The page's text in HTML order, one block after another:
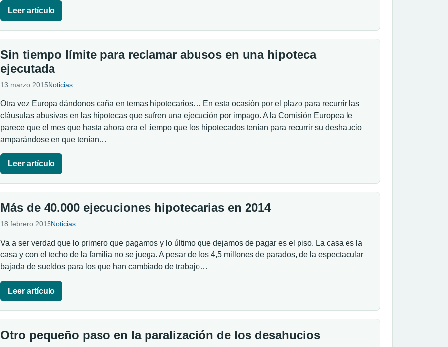
Leer artículo
Sin tiempo límite para reclamar abusos en una hipoteca
ejecutada
13 marzo 2015Noticias
Otra vez Europa dándonos caña en temas hipotecarios… En esta ocasión por el plazo para recurrir las
cláusulas abusivas en las hipotecas que sufren una ejecución por impago. A la Comisión Europea le
parece que el mes que hasta ahora era el tiempo que los hipotecados tenían para recurrir su deshaucio
amparándose en que tenían…
Leer artículo
Más de 40.000 ejecuciones hipotecarias en 2014
18 febrero 2015Noticias
Va a ser verdad que lo primero que pagamos y lo último que dejamos de pagar es el piso. La casa es la
casa y con el techo de la familia no se juega. A pesar de los 4,5 millones de parados, de la espectacular
bajada de sueldos para los que han cambiado de trabajo…
Leer artículo
Otro pequeño paso en la paralización de los desahucios